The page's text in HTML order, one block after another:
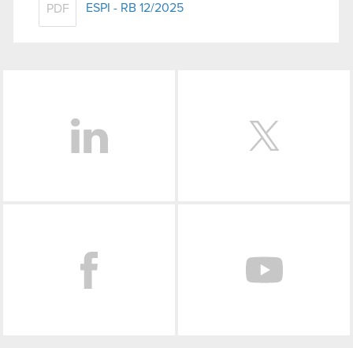
PDF ESPI - RB 12/2025